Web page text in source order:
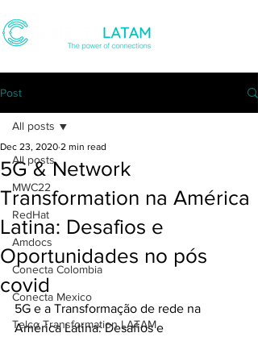
Post
All posts
MWC22
RedHat
Amdocs
Conecta Colombia
Conecta Mexico
Telco Transformation LATAM
All posts
5G & Network
Transformation na América
Latina: Desafios e
Oportunidades no pós
covid
Dec 23, 2020 2 min read
5G e a Transformação de rede na
América Latina: Desafios e